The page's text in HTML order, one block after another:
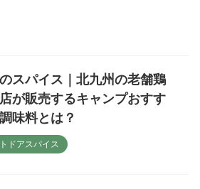
スパイス｜北九州の老舗鶏
が販売するキャンプおすす
味料とは？
ドアスパイス